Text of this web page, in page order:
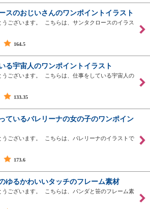
スのおじいさんのワンポイントイラスト
うございます。 こちらは、サンタクロースのイラス
164.5
る宇宙人のワンポイントイラスト
うございます。 こちらは、仕事をしている宇宙人の
133.35
ているバレリーナの女の子のワンポイン
うございます。 こちらは、バレリーナのイラストで
173.6
ゆるかわいいタッチのフレーム素材
うございます。 こちらは、パンダと笹のフレーム素